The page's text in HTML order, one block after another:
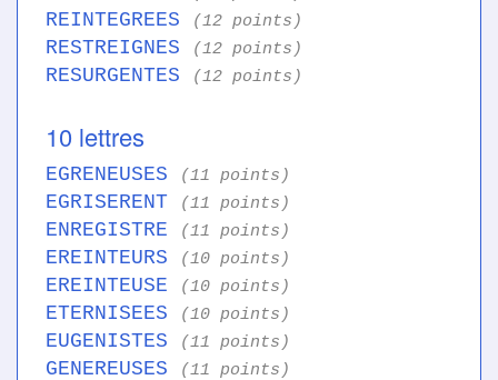
REINTEGREES (12 points)
RESTREIGNES (12 points)
RESURGENTES (12 points)
10 lettres
EGRENEUSES (11 points)
EGRISERENT (11 points)
ENREGISTRE (11 points)
EREINTEURS (10 points)
EREINTEUSE (10 points)
ETERNISEES (10 points)
EUGENISTES (11 points)
GENEREUSES (11 points)